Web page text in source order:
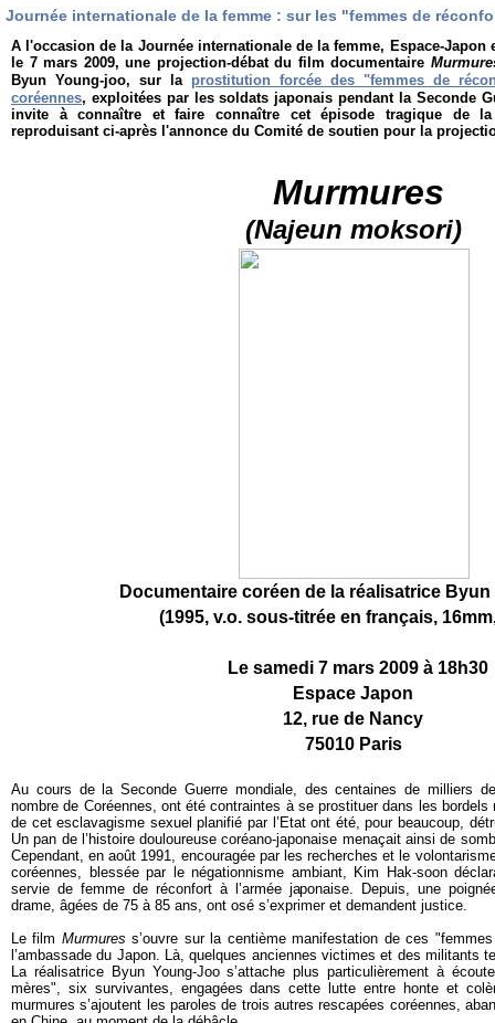
Journée internationale de la femme : sur les "femmes de
A l'occasion de la Journée internationale de la femme, Espace-Japon
le 7 mars 2009, une projection-débat du film documentaire
Byun Young-joo, sur la prostitution forcée des "femmes de
coréennes, exploitées par les soldats japonais pendant la Seconde
invite à connaître et faire connaître cet épisode tragique de
reproduisant ci-après l'annonce du Comité de soutien pour la
Murmures
(Najeun moksori)
Documentaire coréen de la réalisatrice
(1995, v.o. sous-titrée en français,
Le samedi 7 mars 2009 à 18h30
Espace Japon
12, rue de Nancy
75010 Paris
Au cours de la Seconde Guerre mondiale, des centaines de milliers
nombre de Coréennes, ont été contraintes à se prostituer dans les
de cet esclavagisme sexuel planifié par l’Etat ont été, pour beaucoup,
Un pan de l’histoire douloureuse coréano-japonaise menaçait ainsi de
Cependant, en août 1991, encouragée par les recherches et le
coréennes, blessée par le négationnisme ambiant, Kim Hak-soon
servie de femme de réconfort à l’armée japonaise. Depuis, une
drame, âgées de 75 à 85 ans, ont osé s’exprimer et demandent justice.
Le film Murmures s’ouvre sur la centième manifestation de ces
l’ambassade du Japon. Là, quelques anciennes victimes et des militants
La réalisatrice Byun Young-Joo s’attache plus particulièrement à
mères", six survivantes, engagées dans cette lutte entre honte et
murmures s’ajoutent les paroles de trois autres rescapées coréennes,